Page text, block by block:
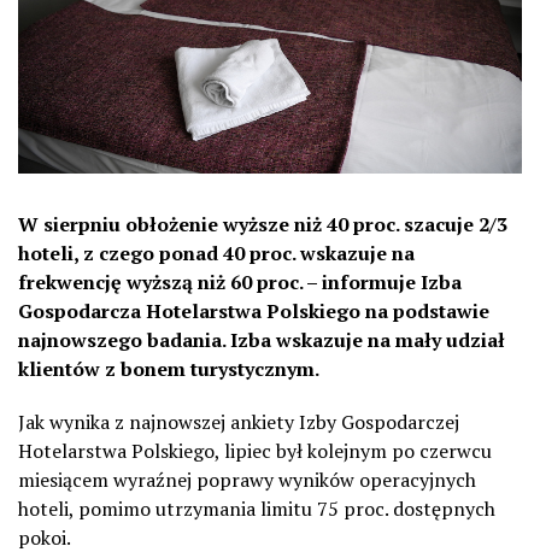
W sierpniu obłożenie wyższe niż 40 proc. szacuje 2/3
hoteli, z czego ponad 40 proc. wskazuje na
frekwencję wyższą niż 60 proc. – informuje Izba
Gospodarcza Hotelarstwa Polskiego na podstawie
najnowszego badania. Izba wskazuje na mały udział
klientów z bonem turystycznym.
Jak wynika z najnowszej ankiety Izby Gospodarczej
Hotelarstwa Polskiego, lipiec był kolejnym po czerwcu
miesiącem wyraźnej poprawy wyników operacyjnych
hoteli, pomimo utrzymania limitu 75 proc. dostępnych
pokoi.